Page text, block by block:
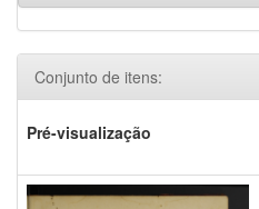
Conjunto de itens:
Pré-visualização